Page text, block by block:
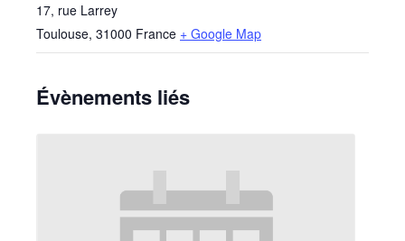
17, rue Larrey
Toulouse, 31000 France + Google Map
Évènements liés